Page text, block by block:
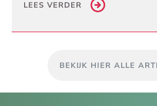
LEES VERDER
BEKIJK HIER ALLE